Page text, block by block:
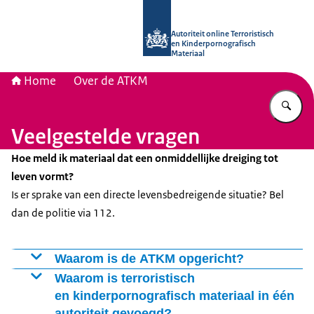
Autoriteit online Terroristisch
en Kinderpornografisch
Materiaal
Home Over de ATKM
Veelgestelde vragen
Hoe meld ik materiaal dat een onmiddellijke dreiging tot
leven vormt?
Is er sprake van een directe levensbedreigende situatie? Bel
dan de politie via 112.
Waarom is de ATKM opgericht?
Het doel van de ATKM is het tegengaan van de
verspreiding van online terroristisch
Waarom is terroristisch
en kinderpornografisch materiaal in één